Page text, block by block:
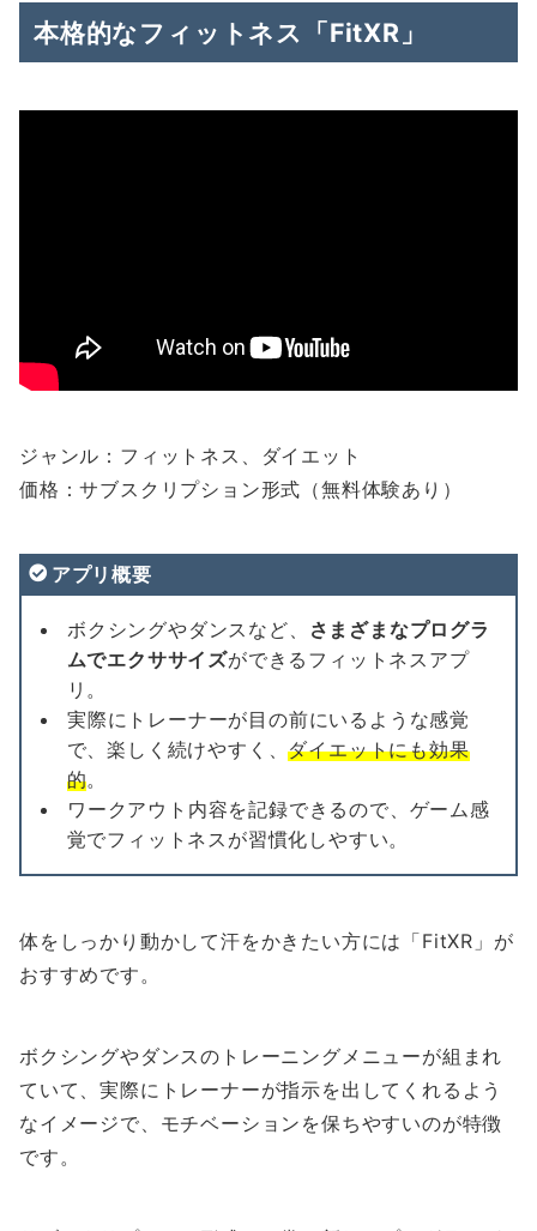
本格的なフィットネス「FitXR」
ジャンル：フィットネス、ダイエット
価格：サブスクリプション形式（無料体験あり）
アプリ概要
ボクシングやダンスなど、
さまざまなプログラ
ムでエクササイズができるフィットネスアプ
リ。
実際にトレーナーが目の前にいるような感覚
で、楽しく続けやすく、ダイエットにも効果
的。
ワークアウト内容を記録できるので、ゲーム感
覚でフィットネスが習慣化しやすい。
体をしっかり動かして汗をかきたい方には「FitXR」が
おすすめです。
ボクシングやダンスのトレーニングメニューが組まれ
ていて、実際にトレーナーが指示を出してくれるよう
なイメージで、モチベーションを保ちやすいのが特徴
です。